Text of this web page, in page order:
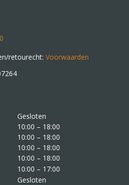
retourecht: Voorwaarden
Gesloten
10:00 – 18:00
10:00 – 18:00
10:00 – 18:00
10:00 – 18:00
10:00 – 17:00
Gesloten